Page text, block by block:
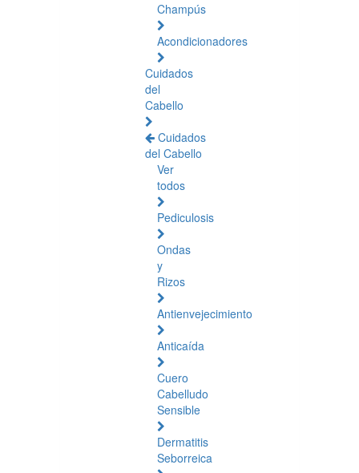
Champús
Acondicionadores
Cuidados
del
Cabello
Cuidados
del Cabello
Ver
todos
Pediculosis
Ondas
y
Rizos
Antienvejecimiento
Anticaída
Cuero
Cabelludo
Sensible
Dermatitis
Seborreica